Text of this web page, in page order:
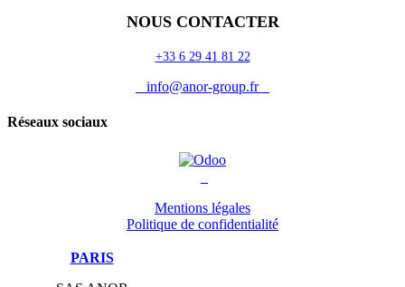
NOUS CONTACTER
+33 6 29 41 81 22
info@anor-group.fr
Réseaux sociaux
Mentions légales
Politique de confidentialité
PARIS